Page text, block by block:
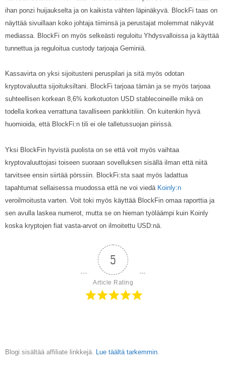
ihan ponzi huijaukselta ja on kaikista vähten läpinäkyvä. BlockFi taas on
näyttää sivuillaan koko johtaja tiiminsä ja perustajat molemmat näkyvät
mediassa. BlockFi on myös selkeästi reguloitu Yhdysvalloissa ja käyttää
tunnettua ja reguloitua custody tarjoaja Geminiä.
Kassavirta on yksi sijoitusteni peruspilari ja sitä myös odotan
kryptovaluutta sijoituksiltani. BlockFi tarjoaa tämän ja se myös tarjoaa
suhteellisen korkean 8,6% korkotuoton USD stablecoineille mikä on
todella korkea verrattuna tavalliseen pankkitiliin. On kuitenkin hyvä
huomioida, että BlockFi:n tili ei ole talletussuojan piirissä.
Yksi BlockFin hyvistä puolista on se että voit myös vaihtaa
kryptovaluuttojasi toiseen suoraan sovelluksen sisällä ilman että niitä
tarvitsee ensin siirtää pörssiin. BlockFi:sta saat myös ladattua
tapahtumat sellaisessa muodossa että ne voi viedä Koinly:n
veroilmoitusta varten. Voit toki myös käyttää BlockFin omaa raporttia ja
sen avulla laskea numerot, mutta se on hieman työläämpi kuin Koinly
koska kryptojen fiat vasta-arvot on ilmoitettu USD:nä.
5
Article Rating
Blogi sisältää affiliate linkkejä. Lue täältä tarkemmin.